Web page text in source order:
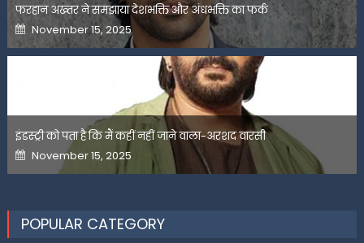
फरहान अख्तर ने समझाया देशभक्ति और अंधभक्ति का फर्क
Posted
on
November 15, 2025
इंडस्ट्री को पता है कि मैं कहीं नहीं जाने वाला-अरशद वारसी
Posted
on
November 15, 2025
POPULAR CATEGORY